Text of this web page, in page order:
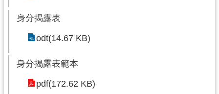
身分揭露表
odt(14.67 KB)
身分揭露表範本
pdf(172.62 KB)